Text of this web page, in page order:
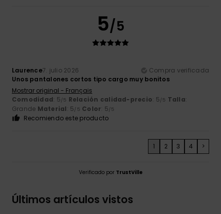
5/5
Laurence7. julio 2026
Compra verificada
Unos pantalones cortos tipo cargo muy bonitos
Mostrar original - Français
Comodidad: 5/5 Relación calidad-precio: 5/5 Talla:
Grande Material: 5/5 Color: 5/5
Recomiendo este producto
1 2 3 4 >
Verificado por TrustVille
Últimos artículos vistos